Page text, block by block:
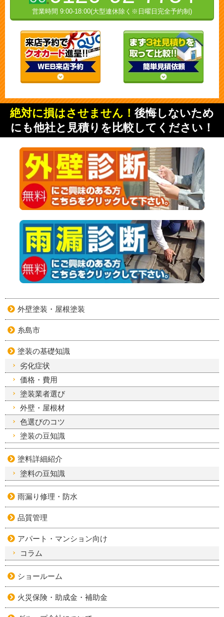
営業時間 9:00-18:00(大型連休除く※日曜日完全予約制)
絶対に損はさせません！ 後悔しないため
にも他社と見積りを比較してください！
外壁塗装・屋根塗装
糸島市
塗装の基礎知識
劣化症状
価格・費用
塗装業者選び
外壁・屋根材
色選びのコツ
塗装の豆知識
塗料詳細紹介
塗料の豆知識
雨漏り修理・防水
品質管理
アパート・マンション向け
コラム
ショールーム
火災保険・助成金・補助金